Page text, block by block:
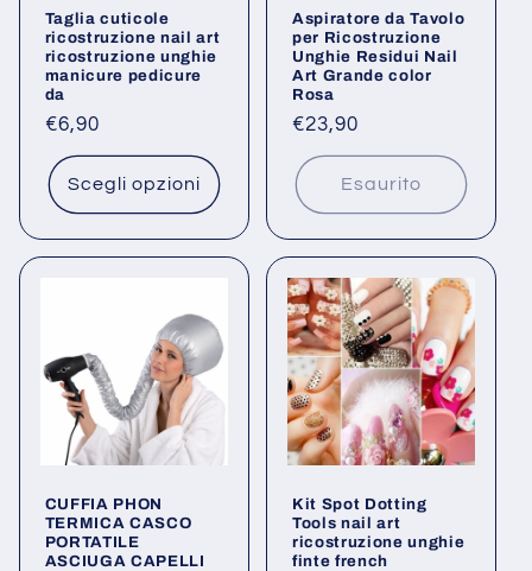
Taglia cuticole
ricostruzione nail art
ricostruzione unghie
manicure pedicure
da
Prezzo
listino
€6,90
Scegli opzioni
Aspiratore da Tavolo
per Ricostruzione
Unghie Residui Nail
Art Grande color
Rosa
Prezzo
di
listino
€23,90
Esaurito
CUFFIA PHON
TERMICA CASCO
PORTATILE
ASCIUGA CAPELLI
Kit Spot Dotting
Tools nail art
ricostruzione unghie
finte french